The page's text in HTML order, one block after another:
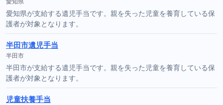
愛知県が支給する遺児手当です。親を失った児童を養育している保
護者が対象となります。
半田市遺児手当
半田市
半田市が支給する遺児手当です。親を失った児童を養育している保
護者が対象となります。
児童扶養手当